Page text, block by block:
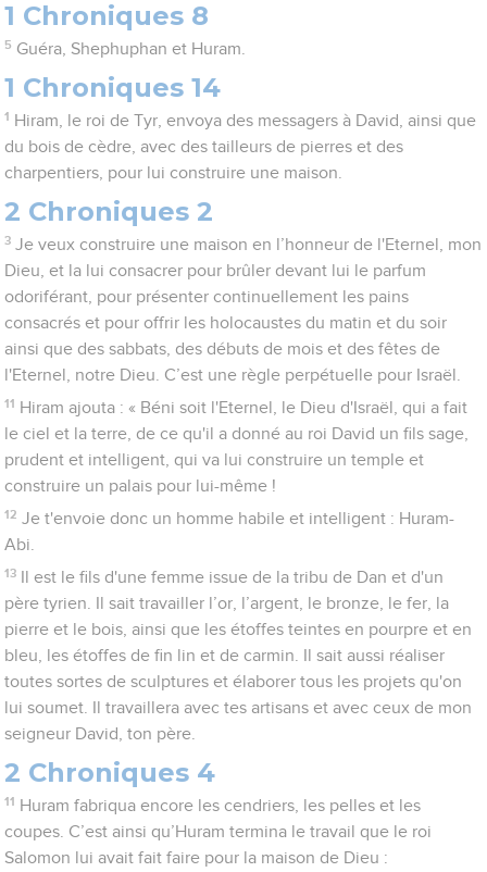
1 Chroniques 8
5 Guéra, Shephuphan et Huram.
1 Chroniques 14
1 Hiram, le roi de Tyr, envoya des messagers à David, ainsi que
du bois de cèdre, avec des tailleurs de pierres et des
charpentiers, pour lui construire une maison.
2 Chroniques 2
3 Je veux construire une maison en l’honneur de l'Eternel, mon
Dieu, et la lui consacrer pour brûler devant lui le parfum
odoriférant, pour présenter continuellement les pains
consacrés et pour offrir les holocaustes du matin et du soir
ainsi que des sabbats, des débuts de mois et des fêtes de
l'Eternel, notre Dieu. C’est une règle perpétuelle pour Israël.
11 Hiram ajouta : « Béni soit l'Eternel, le Dieu d'Israël, qui a fait
le ciel et la terre, de ce qu'il a donné au roi David un fils sage,
prudent et intelligent, qui va lui construire un temple et
construire un palais pour lui-même !
12 Je t'envoie donc un homme habile et intelligent : Huram-
Abi.
13
Il est le fils d'une femme issue de la tribu de Dan et d'un
père tyrien. Il sait travailler l’or, l’argent, le bronze, le fer, la
pierre et le bois, ainsi que les étoffes teintes en pourpre et en
bleu, les étoffes de fin lin et de carmin. Il sait aussi réaliser
toutes sortes de sculptures et élaborer tous les projets qu'on
lui soumet. Il travaillera avec tes artisans et avec ceux de mon
seigneur David, ton père.
2 Chroniques 4
11 Huram fabriqua encore les cendriers, les pelles et les
coupes. C’est ainsi qu’Huram termina le travail que le roi
Salomon lui avait fait faire pour la maison de Dieu :